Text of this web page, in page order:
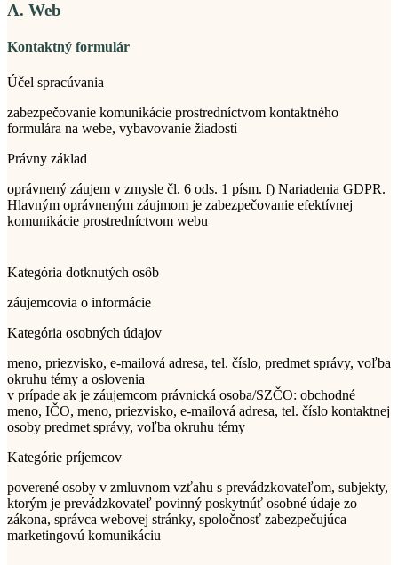
A. Web
Kontaktný formulár
Účel spracúvania
zabezpečovanie komunikácie prostredníctvom kontaktného
formulára na webe, vybavovanie žiadostí
Právny základ
oprávnený záujem v zmysle čl. 6 ods. 1 písm. f) Nariadenia GDPR.
Hlavným oprávneným záujmom je zabezpečovanie efektívnej
komunikácie prostredníctvom webu
Kategória dotknutých osôb
záujemcovia o informácie
Kategória osobných údajov
meno, priezvisko, e-mailová adresa, tel. číslo, predmet správy, voľba
okruhu témy a oslovenia
v prípade ak je záujemcom právnická osoba/SZČO: obchodné
meno, IČO, meno, priezvisko, e-mailová adresa, tel. číslo kontaktnej
osoby predmet správy, voľba okruhu témy
Kategórie príjemcov
poverené osoby v zmluvnom vzťahu s prevádzkovateľom, subjekty,
ktorým je prevádzkovateľ povinný poskytnúť osobné údaje zo
zákona, správca webovej stránky, spoločnosť zabezpečujúca
marketingovú komunikáciu